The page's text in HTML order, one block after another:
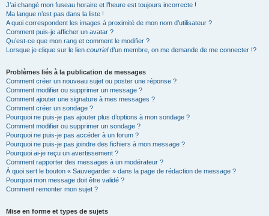
J’ai changé mon fuseau horaire et l’heure est toujours incorrecte !
Ma langue n’est pas dans la liste !
A quoi correspondent les images à proximité de mon nom d’utilisateur ?
Comment puis-je afficher un avatar ?
Qu’est-ce que mon rang et comment le modifier ?
Lorsque je clique sur le lien courrield’un membre, on me demande de me connecter !?
Problèmes liés à la publication de messages
Comment créer un nouveau sujet ou poster une réponse ?
Comment modifier ou supprimer un message ?
Comment ajouter une signature à mes messages ?
Comment créer un sondage ?
Pourquoi ne puis-je pas ajouter plus d’options à mon sondage ?
Comment modifier ou supprimer un sondage ?
Pourquoi ne puis-je pas accéder à un forum ?
Pourquoi ne puis-je pas joindre des fichiers à mon message ?
Pourquoi ai-je reçu un avertissement ?
Comment rapporter des messages à un modérateur ?
À quoi sert le bouton « Sauvegarder » dans la page de rédaction de message ?
Pourquoi mon message doit être validé ?
Comment remonter mon sujet ?
Mise en forme et types de sujets